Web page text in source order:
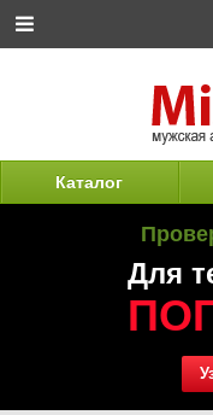
Каталог
Для